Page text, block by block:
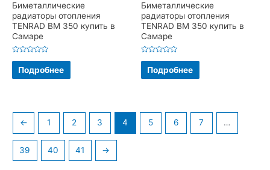
Биметаллические
радиаторы отопления
TENRAD BM 350 купить в
Самаре
Оценка
5
Подробнее
Биметаллические
радиаторы отопления
TENRAD BM 350 купить в
Самаре
Оценка
5
Подробнее
← 1 2 3 4 5 6 7 …
39 40 41 →